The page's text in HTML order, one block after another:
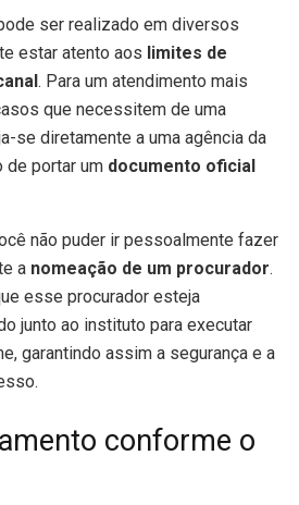
ser realizado em diversos
estar atento aos limites de
. Para um atendimento mais
que necessitem de uma
se diretamente a uma agência da
de portar um documento oficial
não puder ir pessoalmente fazer
a nomeação de um procurador.
esse procurador esteja
junto ao instituto para executar
garantindo assim a segurança e a
conforme o